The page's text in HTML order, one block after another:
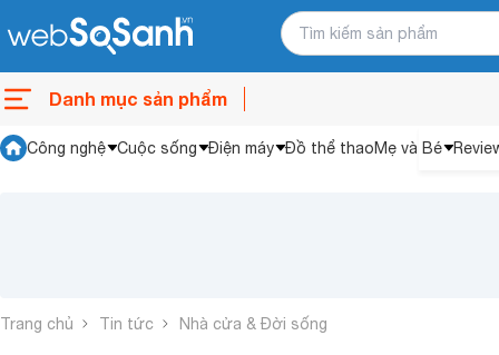
Danh mục sản phẩm
Công nghệ Cuộc sống Điện máy Đồ thể thaoMẹ và Bé
Trang chủ Tin tức Nhà cửa & Đời sống